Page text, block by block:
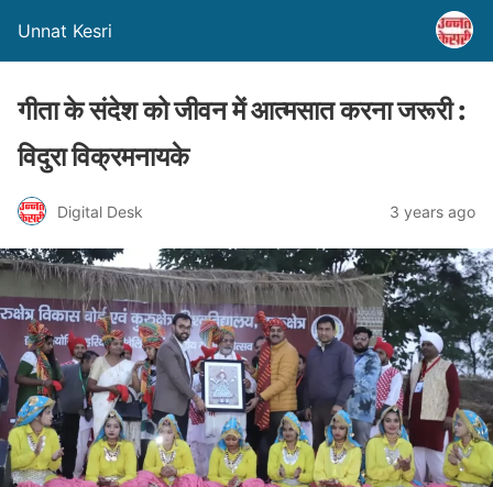
Unnat Kesri
गीता के संदेश को जीवन में आत्मसात करना जरूरी :
विदुरा विक्रमनायके
Digital Desk 3 years ago